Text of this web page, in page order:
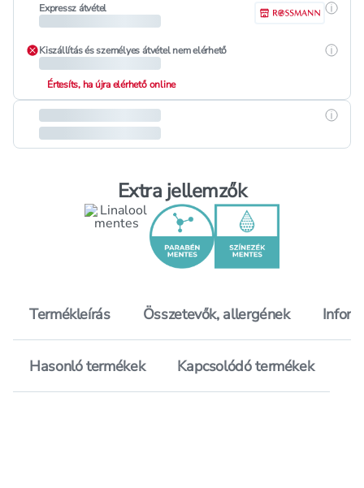
Expressz átvétel
Kiszállítás és személyes átvétel nem elérhető
Értesíts, ha újra elérhető online
Extra jellemzők
Termékleírás Összetevők, allergének
Hasonló termékek Kapcsolódó termékek